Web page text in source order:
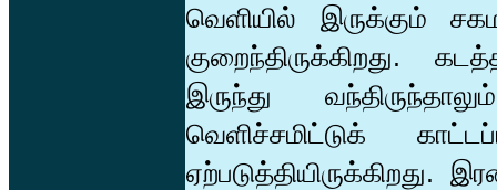
வெளியில் இருக்கும்
குறைந்திருக்கிறது.
இருந்து
வெளிச்சமிட்டுக்
ஏற்படுத்தியிருக்கிறது.